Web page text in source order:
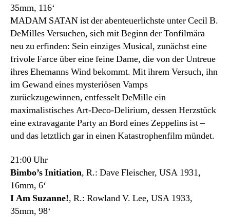
35mm, 116‘
MADAM SATAN ist der abenteuerlichste unter Cecil B.
DeMilles Versuchen, sich mit Beginn der Tonfilmära
neu zu erfinden: Sein einziges Musical, zunächst eine
frivole Farce über eine feine Dame, die von der Untreue
ihres Ehemanns Wind bekommt. Mit ihrem Versuch, ihn
im Gewand eines mysteriösen Vamps
zurückzugewinnen, entfesselt DeMille ein
maximalistisches Art-Deco-Delirium, dessen Herzstück
eine extravagante Party an Bord eines Zeppelins ist –
und das letztlich gar in einen Katastrophenfilm mündet.
21:00 Uhr
Bimbo’s Initiation, R.: Dave Fleischer, USA 1931,
16mm, 6‘
I Am Suzanne!, R.: Rowland V. Lee, USA 1933,
35mm, 98‘